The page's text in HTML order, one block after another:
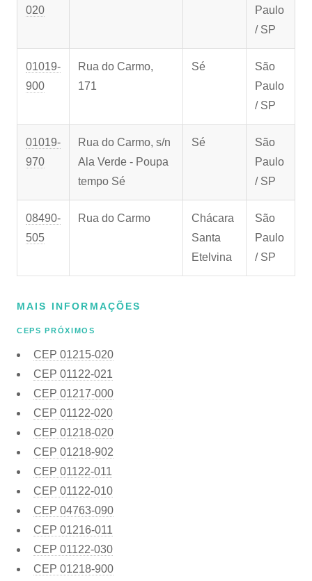
020
Paulo
/ SP
01019-
900
Rua do Carmo,
171
Sé
São
Paulo
/ SP
01019-
970
Rua do Carmo, s/n
Ala Verde - Poupa
tempo Sé
Sé
São
Paulo
/ SP
08490-
505
Rua do Carmo
Chácara
Santa
Etelvina
São
Paulo
/ SP
MAIS INFORMAÇÕES
CEPS PRÓXIMOS
CEP 01215-020
CEP 01122-021
CEP 01217-000
CEP 01122-020
CEP 01218-020
CEP 01218-902
CEP 01122-011
CEP 01122-010
CEP 04763-090
CEP 01216-011
CEP 01122-030
CEP 01218-900